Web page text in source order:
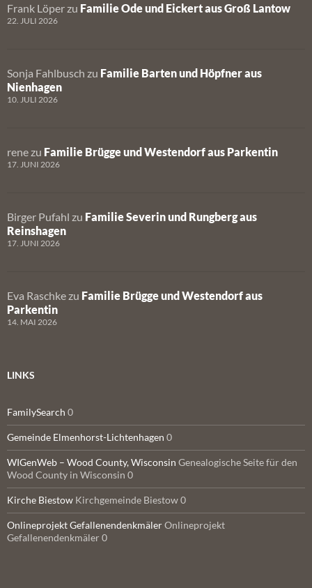
Frank Löper zu Familie Ode und Eickert aus Groß Lantow
22. JULI 2026
Sonja Fahlbusch zu Familie Barten und Höpfner aus
Nienhagen
10. JULI 2026
rene zu Familie Brügge und Westendorf aus Parkentin
17. JUNI 2026
Birger Pufahl zu Familie Severin und Rungberg aus
Reinshagen
17. JUNI 2026
Eva Raschke zu Familie Brügge und Westendorf aus
Parkentin
14. MAI 2026
LINKS
FamilySearch 0
Gemeinde Elmenhorst-Lichtenhagen 0
WIGenWeb – Wood County, Wisconsin Genealogische Seite für den
Wood County in Wisconsin 0
Kirche Biestow Kirchgemeinde Biestow 0
Onlineprojekt GefallenendenkmälerOnlineprojekt
Gefallenendenkmäler 0